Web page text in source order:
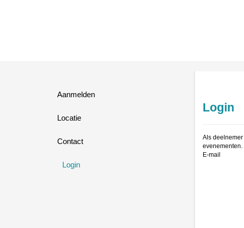
Aanmelden
Locatie
Contact
Login
Login
Als
evenementen.
E-mail